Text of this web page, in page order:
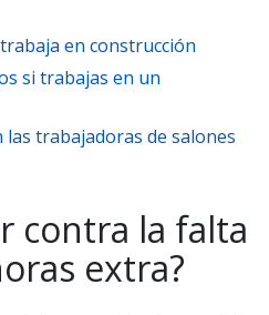
en construcción
si trabajas en un
las trabajadoras de salones
contra la falta
extra?